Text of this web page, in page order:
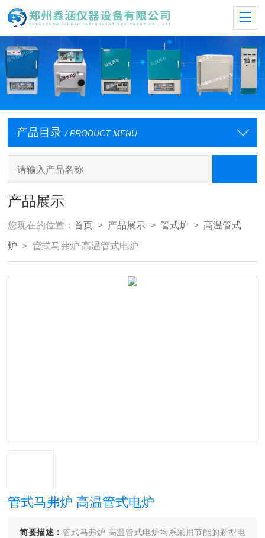
产品目录 / PRODUCT MENU
产品展示
您现在的位置：首页 > 产品展示 >管式炉 >高温管式
炉 > 管式马弗炉 高温管式电炉
管式马弗炉 高温管式电炉
简要描述： 管式马弗炉 高温管式电炉均系采用节能的新型电